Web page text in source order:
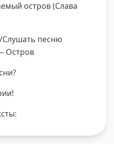
остров (Слава
Слушать песню
Остров